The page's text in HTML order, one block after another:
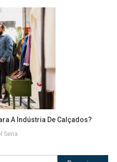
A Indústria De Calçados?
Sena
Pesquisar